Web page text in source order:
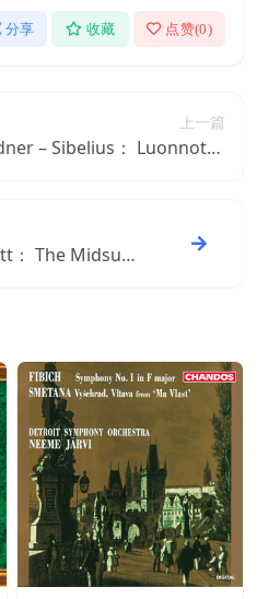
分享 收藏 点赞(0)
上一篇
– Sibelius： Luonnotar,
： The Midsum